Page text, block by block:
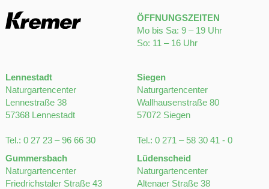
ÖFFNUNGSZEITEN
Mo bis Sa: 9 – 19 Uhr
So: 11 – 16 Uhr
Lennestadt
Naturgartencenter
Lennestraße 38
57368 Lennestadt
Tel.: 0 27 23 – 96 66 30
Siegen
Naturgartencenter
Wallhausenstraße 80
57072 Siegen
Tel.:0 271 – 58 30 41 - 0
Gummersbach
Naturgartencenter
Friedrichstaler Straße 43
Lüdenscheid
Naturgartencenter
Altenaer Straße 38